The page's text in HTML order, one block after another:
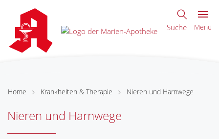
Suche Menü
Home Krankheiten & Therapie Nieren und Harnwege
Nieren und Harnwege